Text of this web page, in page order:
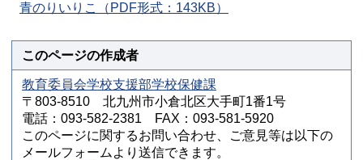
青のりいりこ（PDF形式：143KB）
このページの作成者
教育委員会学校支援部学校保健課
〒803-8510 北九州市小倉北区大手町1番1号
電話：093-582-2381 FAX：093-581-5920
このページに関するお問い合わせ、ご意見等は以下の
メールフォームより送信できます。